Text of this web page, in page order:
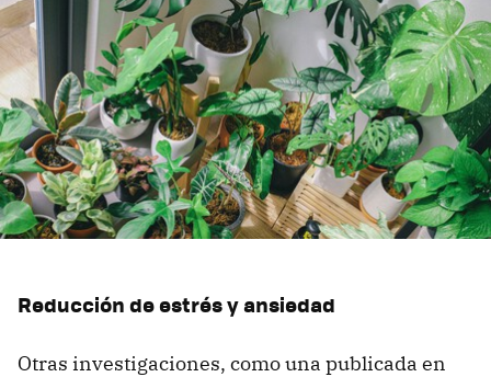
Reducción de estrés y ansiedad
Otras investigaciones, como una publicada en